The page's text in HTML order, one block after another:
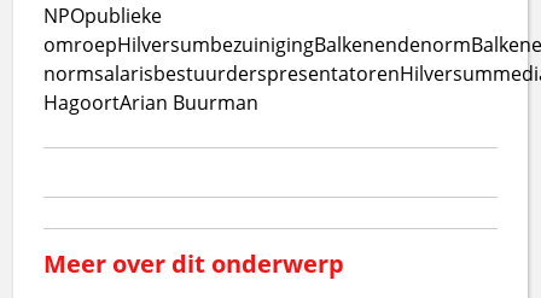
NPOpublieke
omroepHilversumbezuinigingBalkenendenorm
normsalarisbestuurderspresentatorenHilversum
HagoortArian Buurman
Meer over dit onderwerp